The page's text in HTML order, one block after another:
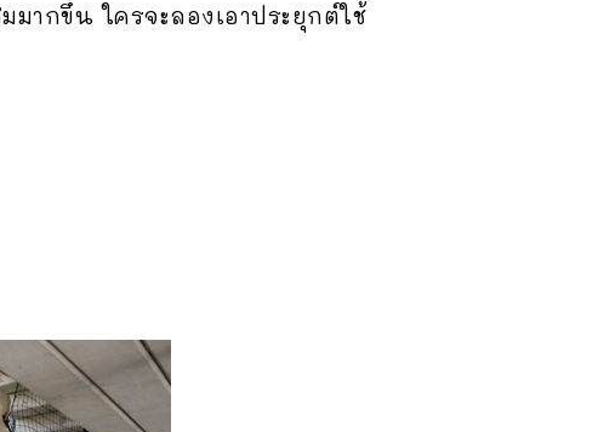
ากขึ้น ใครจะลองเอาประยุกต์ใช้